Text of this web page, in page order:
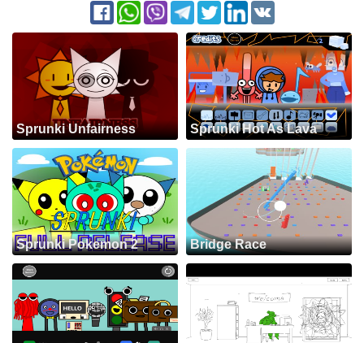
Sprunki Unfairness Sprunki Hot As Lava
Sprunki Pokemon 2 Bridge Race